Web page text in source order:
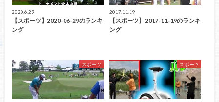
2020.6.29
【スポーツ】2020-06-29のランキ
ング
2017.11.19
【スポーツ】2017-11-19のランキ
ング
スポーツ スポーツ